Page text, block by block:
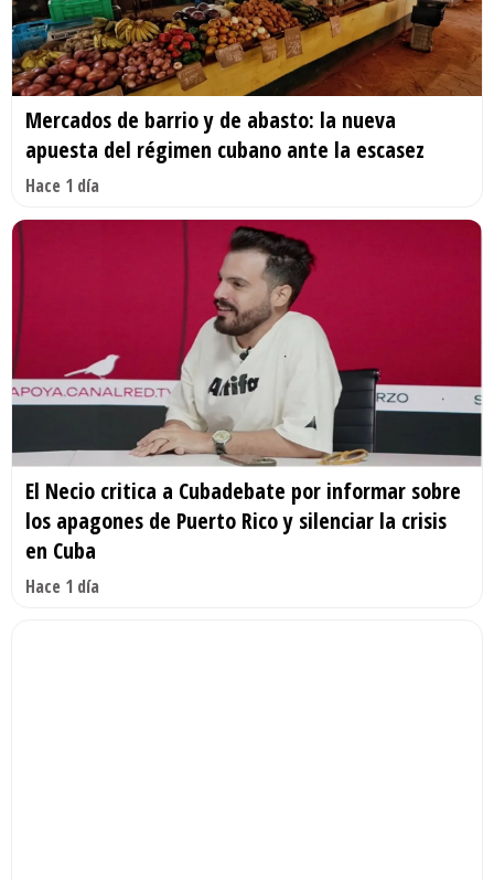
Mercados de barrio y de abasto: la nueva
apuesta del régimen cubano ante la escasez
Hace 1 día
El Necio critica a Cubadebate por informar sobre
los apagones de Puerto Rico y silenciar la crisis
en Cuba
Hace 1 día